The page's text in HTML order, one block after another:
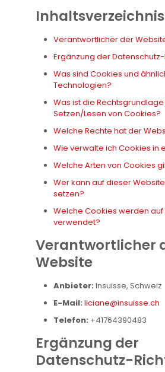
Inhaltsverzeichnis
Verantwortlicher der
Ergänzung der
Was sind Cookies und
Technologien?
Was ist die
Setzen/Lesen von Cookies?
Welche Rechte hat der
Wie verwalte ich Cookies in
Welche Arten von Cookies
Wer kann auf dieser
setzen?
Welche Cookies werden
verwendet?
Verantwortlicher
Website
Anbieter: Insuisse, Schweiz
E-Mail: liciane@insuisse.ch
Telefon: +41764390483
Ergänzung der
Datenschutz-